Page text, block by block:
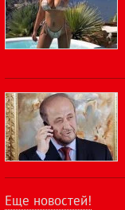
Еще новостей!